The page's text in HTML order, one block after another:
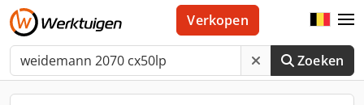
Zoeken
Verkopen